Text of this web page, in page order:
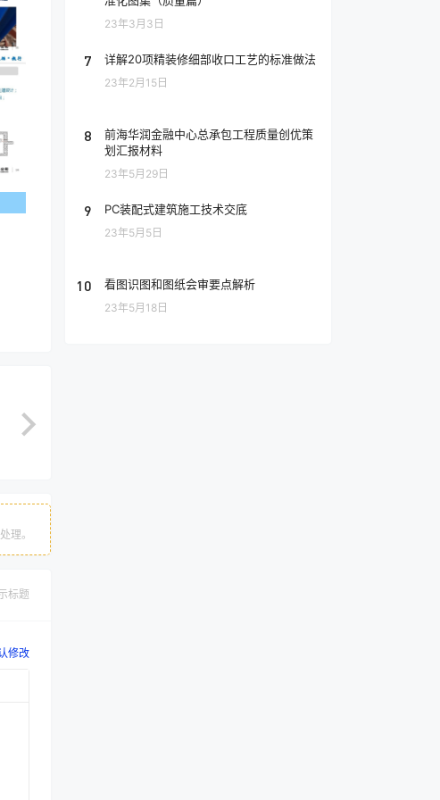
23年3月3日
7 详解20项精装修细部收口工艺的标准做法
23年2月15日
8
前海华润金融中心总承包工程质量创优策
划汇报材料
23年5月29日
9 PC装配式建筑施工技术交底
23年5月5日
10 看图识图和图纸会审要点解析
23年5月18日